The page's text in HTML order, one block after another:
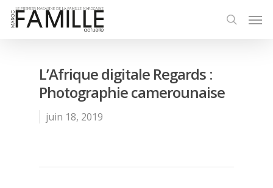
L’Afrique digitale Regards :
Photographie camerounaise
juin 18, 2019